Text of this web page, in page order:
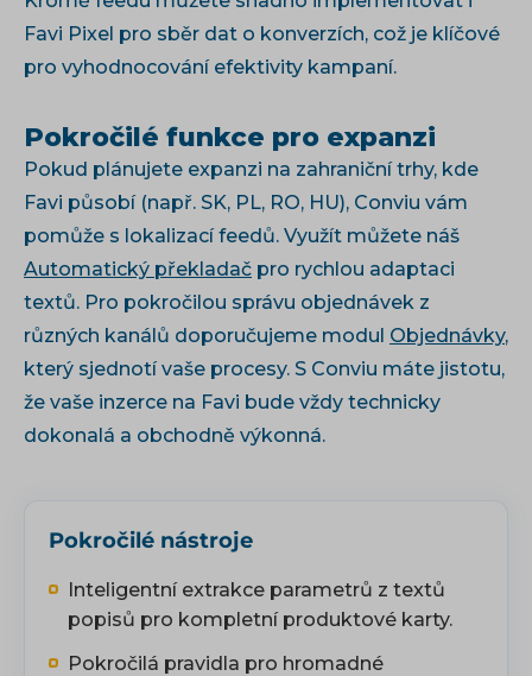
Favi Pixel pro sběr dat o konverzích, což je klíčové
pro vyhodnocování efektivity kampaní.
Pokročilé funkce pro expanzi
Pokud plánujete expanzi na zahraniční trhy, kde
Favi působí (např. SK, PL, RO, HU), Conviu vám
pomůže s lokalizací feedů. Využít můžete náš
Automatický překladač pro rychlou adaptaci
textů. Pro pokročilou správu objednávek z
různých kanálů doporučujeme modul Objednávky,
který sjednotí vaše procesy. S Conviu máte jistotu,
že vaše inzerce na Favi bude vždy technicky
dokonalá a obchodně výkonná.
Pokročilé nástroje
Inteligentní extrakce parametrů z textů
popisů pro kompletní produktové karty.
Pokročilá pravidla pro hromadné